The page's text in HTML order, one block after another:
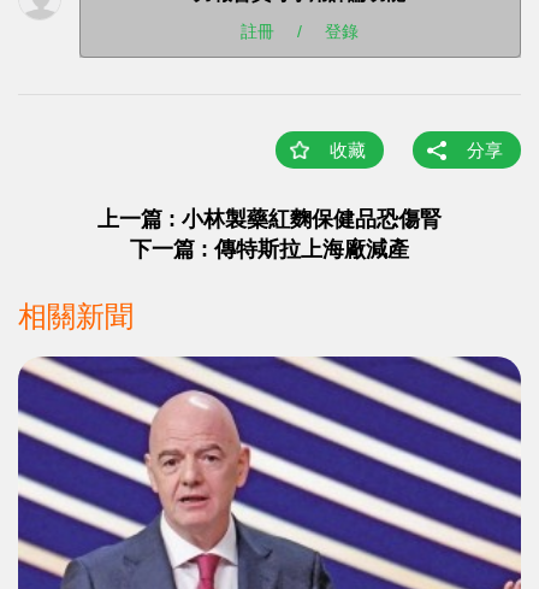
註冊 / 登錄
收藏 分享
上一篇 : 小林製藥紅麴保健品恐傷腎
下一篇 : 傳特斯拉上海廠減產
相關新聞